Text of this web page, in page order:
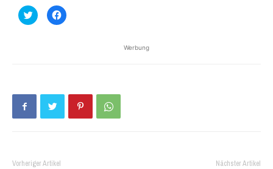
Klick,
um
Klick,
um
Werbung
Vorheriger Artikel Nächster Artikel